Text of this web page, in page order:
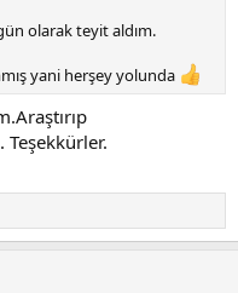
olarak teyit aldım.
yani herşey yolunda